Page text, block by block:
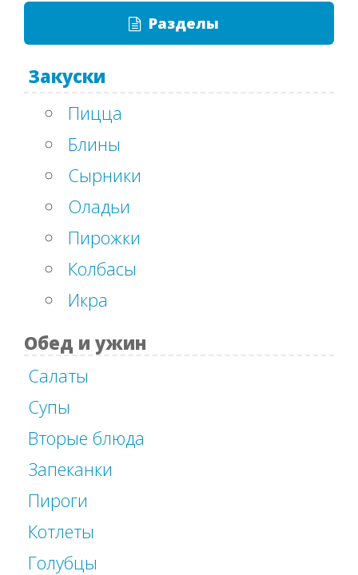
Разделы
Закуски
Пицца
Блины
Сырники
Оладьи
Пирожки
Колбасы
Икра
Обед и ужин
Салаты
Супы
Вторые блюда
Запеканки
Пироги
Котлеты
Голубцы